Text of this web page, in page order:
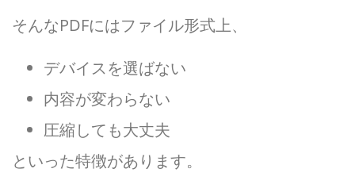
そんなPDFにはファイル形式上、
デバイスを選ばない
内容が変わらない
圧縮しても大丈夫
といった特徴があります。